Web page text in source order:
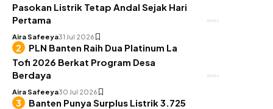
BISNIS
Pasokan Listrik Tetap Andal Sejak Hari
Pertama
Aira Safeeya31 Jul 2026
BISNIS
PLN Banten Raih Dua Platinum La
Tofi 2026 Berkat Program Desa
Berdaya
Aira Safeeya30 Jul 2026
Banten Punya Surplus Listrik 3.725